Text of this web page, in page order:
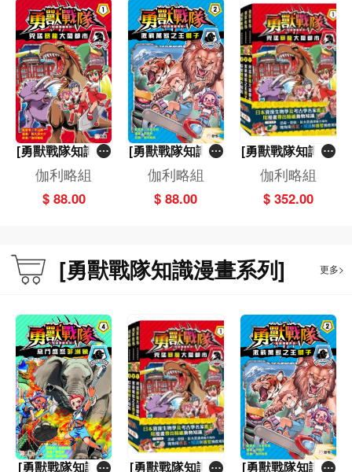
[勇獸戰隊知識漫
畫系列](1)兇猛
暴龍大鬧都市
伽利略組
$ 88.00
[勇獸戰隊知識漫
畫系列](2)激戰
萬獸之王獅子
伽利略組
$ 88.00
[勇獸戰隊知識漫
畫系列] 套裝 (一
套4冊)
伽利略組
$ 352.00
[勇獸戰隊知識漫畫系列] 更多>
[勇獸戰隊知識漫
[勇獸戰隊知識漫
[勇獸戰隊知識漫